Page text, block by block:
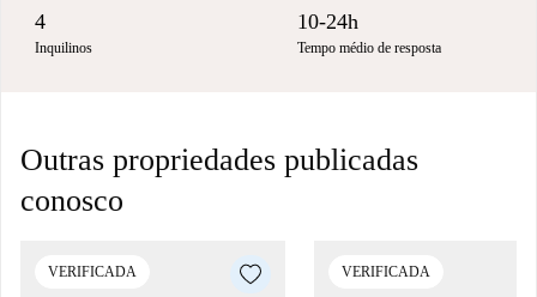
4
Inquilinos
10-24h
Tempo médio de resposta
Outras propriedades publicadas
conosco
VERIFICADA VERIFICADA